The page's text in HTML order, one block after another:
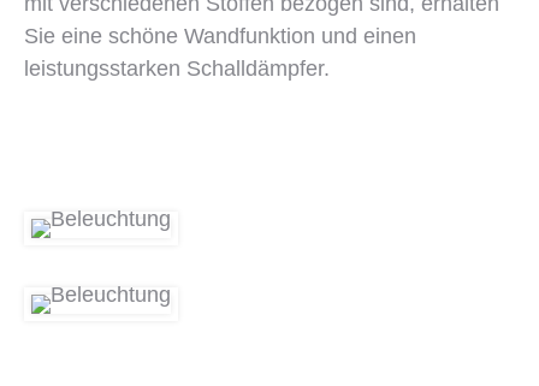
Sie eine schöne Wandfunktion und einen
leistungsstarken Schalldämpfer.